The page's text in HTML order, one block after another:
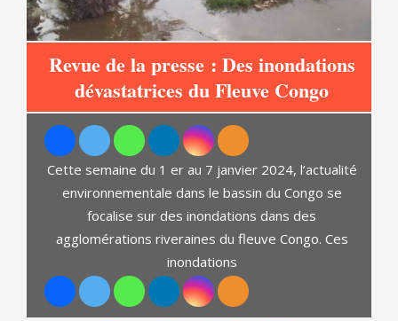
Revue de la presse : Des inondations
dévastatrices du Fleuve Congo
Cette semaine du 1 er au 7 janvier 2024, l’actualité
environnementale dans le bassin du Congo se
focalise sur des inondations dans des
agglomérations riveraines du fleuve Congo. Ces
inondations